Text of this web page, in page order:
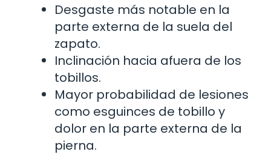
Desgaste más notable en la
parte externa de la suela del
zapato.
Inclinación hacia afuera de los
tobillos.
Mayor probabilidad de lesiones
como esguinces de tobillo y
dolor en la parte externa de la
pierna.